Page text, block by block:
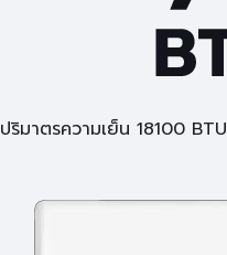
ปริมาตรความเย็น 18100 BTU